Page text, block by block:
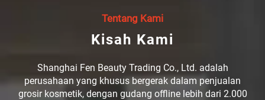
Tentang Kami
Kisah Kami
Shanghai Fen Beauty Trading Co., Ltd. adalah
perusahaan yang khusus bergerak dalam penjualan
grosir kosmetik, dengan gudang offline lebih dari 2.000